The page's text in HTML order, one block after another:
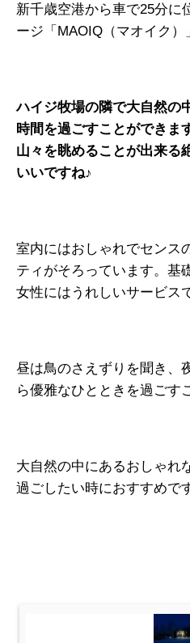
新千歳空港から車で25分に
ージ「MAOIQ（マオイク）
ハイジ牧場の隣で大自然の
時間を過ごすことができま
山々を眺めることが出来る
いいですね♪
室内にはおしゃれでセンス
ティがそろっています。基
女性にはうれしいサービス
昼は鳥のさえずりを聞き、
ら優雅なひとときを過ごす
大自然の中にあるおしゃれ
過ごしたい時におすすめで